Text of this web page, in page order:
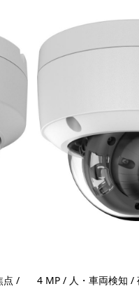
点 /
4 MP / 人・車両検知 /